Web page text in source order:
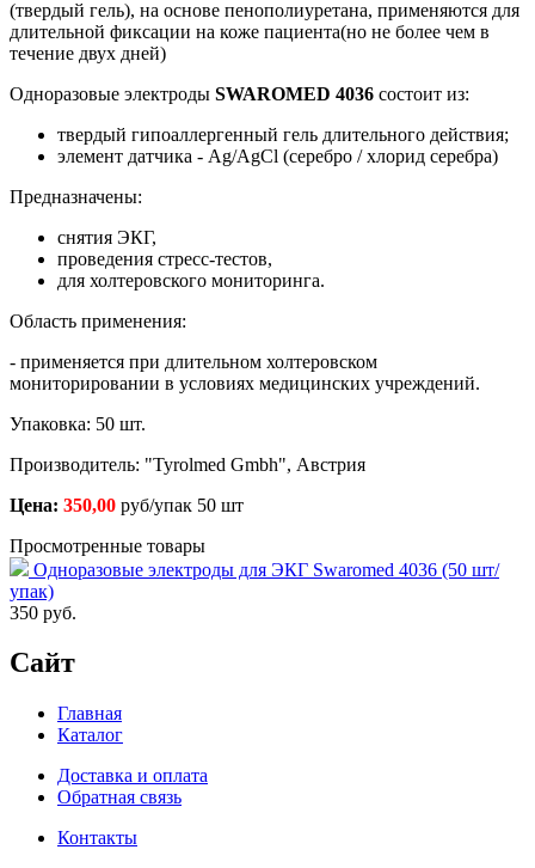
(твердый гель), на основе пенополиуретана, применяются для
длительной фиксации на коже пациента(но не более чем в
течение двух дней)
Одноразовые электроды SWAROMED 4036 состоит из:
твердый гипоаллергенный гель длительного действия;
элемент датчика - Ag/AgCl (серебро / хлорид серебра)
Предназначены:
снятия ЭКГ,
проведения стресс-тестов,
для холтеровского мониторинга.
Область применения:
- применяется при длительном холтеровском
мониторировании в условиях медицинских учреждений.
Упаковка: 50 шт.
Производитель: "Tyrolmed Gmbh", Австрия
Цена: 350,00 руб/упак 50 шт
Просмотренные товары
Одноразовые электроды для ЭКГ Swaromed 4036 (50 шт/
упак)
350 руб.
Сайт
Главная
Каталог
Доставка и оплата
Обратная связь
Контакты